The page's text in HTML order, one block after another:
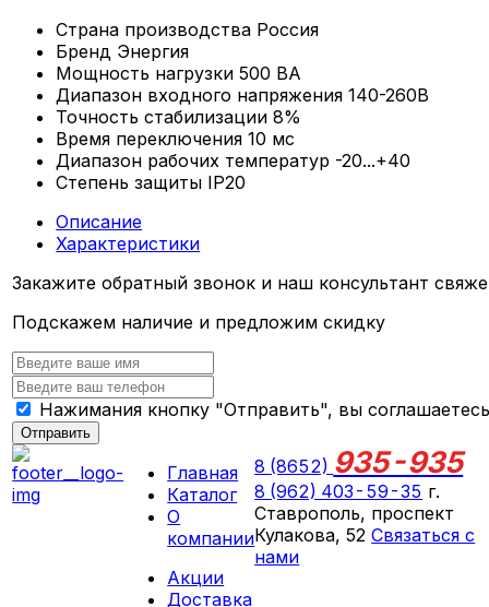
Страна производства Россия
Бренд Энергия
Мощность нагрузки 500 ВА
Диапазон входного напряжения 140-260В
Точность стабилизации 8%
Время переключения 10 мс
Диапазон рабочих температур -20...+40
Степень защиты IP20
Описание
Характеристики
Закажите обратный звонок и наш консультант
Подскажем наличие и предложим скидку
Нажимания кнопку "Отправить", вы
Отправить
Главная
Каталог
О
компании
Акции
Доставка
8 (8652) 935-935
8 (962) 403-59-35 г.
Ставрополь, проспект
Кулакова, 52Связаться с
нами